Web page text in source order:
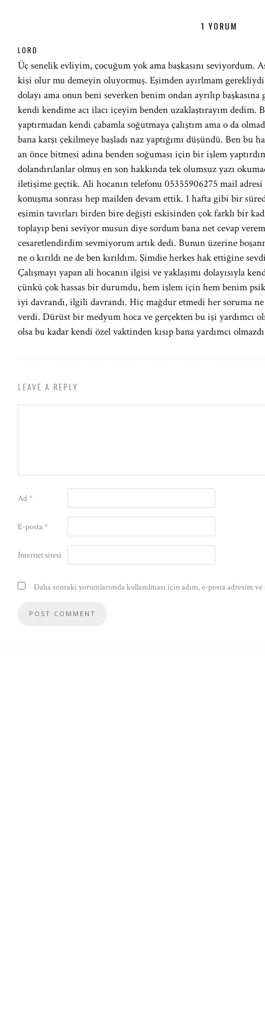
1 YORUM
LORD
Üç senelik evliyim, çocuğum yok ama başkasını seviyordum.
kişi olur mu demeyin oluyormuş. Eşimden ayırlmam gerekliydi
dolayı ama onun beni severken benim ondan ayrılıp
kendi kendime acı ilacı içeyim benden uzaklaştırayım dedim.
yaptırmadan kendi çabamla soğutmaya çalıştım ama o da
bana karşı çekilmeye başladı naz yaptığımı düşündü. Ben bu
an önce bitmesi adına benden soğuması için bir işlem
dolandırılanlar olmuş en son hakkında tek olumsuz yazı
iletişime geçtik. Ali hocanın telefonu 05355906275 mail
konuşma sonrası hep mailden devam ettik. 1 hafta gibi bir
eşimin tavırları birden bire değişti eskisinden çok farklı bir
toplayıp beni seviyor musun diye sordum bana net cevap
cesaretlendirdim sevmiyorum artık dedi. Bunun üzerine
ne o kırıldı ne de ben kırıldım. Şimdie herkes hak ettiğine
Çalışmayı yapan ali hocanın ilgisi ve yaklaşımı dolayısıyla
çünkü çok hassas bir durumdu, hem işlem için hem benim
iyi davrandı, ilgili davrandı. Hiç mağdur etmedi her soruma
verdi. Dürüst bir medyum hoca ve gerçekten bu işi yardımcı
olsa bu kadar kendi özel vaktinden kısıp bana yardımcı
LEAVE A REPLY
Ad*
E-posta*
İnternet sitesi
Daha sonraki yorumlarımda kullanılması için adım, e-posta adresim